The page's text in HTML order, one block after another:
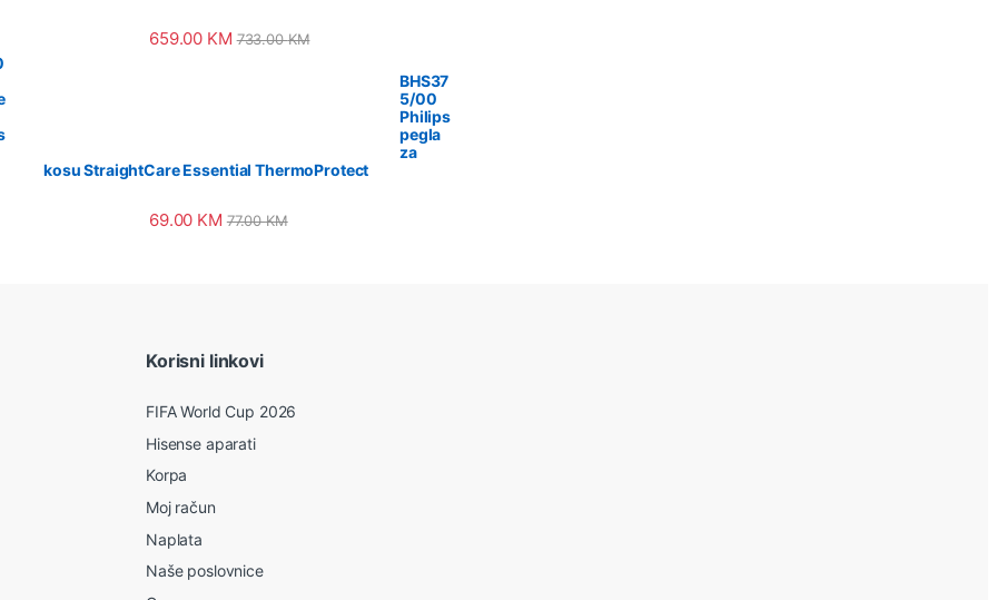
659.00 KM 733.00KM
BHS37
5/00
Philips
pegla
za
kosu StraightCare Essential ThermoProtect
69.00 KM 77.00KM
Korisni linkovi
FIFA World Cup 2026
Hisense aparati
Korpa
Moj račun
Naplata
Naše poslovnice